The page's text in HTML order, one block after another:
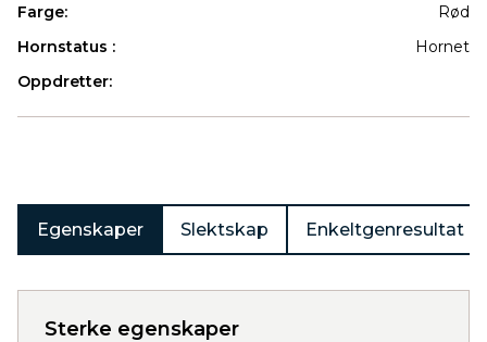
Farge:
Rød
Hornstatus :
Hornet
Oppdretter:
Egenskaper Slektskap Enkeltgenresultat
Sterke egenskaper